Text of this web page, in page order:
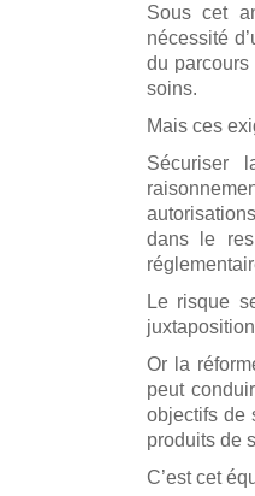
Sous cet
nécessité
du
soins.
Mais ces
Sécuriser
dans le
Le risque
Or la
peut
objectifs de
produits de
C’est cet